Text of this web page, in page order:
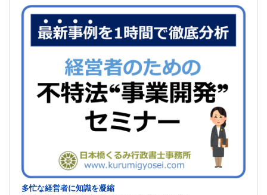
多忙な経営者に知識を凝縮